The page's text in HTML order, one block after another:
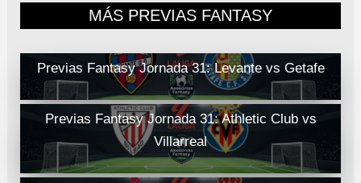
MÁS PREVIAS FANTASY
Previas Fantasy Jornada 31: Levante vs Getafe
Previas Fantasy Jornada 31: Athletic Club vs
Villarreal